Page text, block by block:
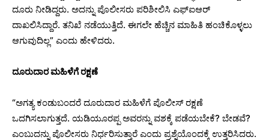
ದೂರು ನೀಡಿದ್ದರು. ಅದನ್ನು ಪೊಲೀಸರು ಪರಿಶೀಲಿಸಿ ಎಫ್ಐಆರ್
ದಾಖಲಿಸಿದ್ದಾರೆ‌. ತನಿಖೆ ನಡೆಯುತ್ತಿದೆ. ಈಗಲೇ ಹೆಚ್ಚಿನ ಮಾಹಿತಿ ಹಂಚಿಕೊಳ್ಳಲು
ಆಗುವುದಿಲ್ಲ” ಎಂದು ಹೇಳಿದರು.
ದೂರುದಾರ ಮಹಿಳೆಗೆ ರಕ್ಷಣೆ
“ಅಗತ್ಯ ಕಂಡುಬಂದರೆ ದೂರುದಾರ ಮಹಿಳೆಗೆ ಪೊಲೀಸ್ ರಕ್ಷಣೆ
ಒದಗಿಸಲಾಗುತ್ತದೆ. ಯಡಿಯೂರಪ್ಪ ಅವರನ್ನು ವಶಕ್ಕೆ ಪಡೆಯಬೇಕೆ? ಬೇಡವೆ?
ಎಂಬುದನ್ನು ಪೊಲೀಸರು ನಿರ್ಧರಿಸುತ್ತಾರೆ ಎಂದು ಪ್ರಶ್ನೆಯೊಂದಕ್ಕೆ ಉತ್ತರಿಸಿದರು.